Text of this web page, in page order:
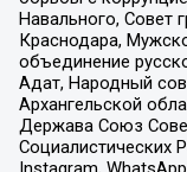
Навального, Совет
Краснодара,
объединение
Адат, Народный
Архангельской
Держава Союз
Социалистических